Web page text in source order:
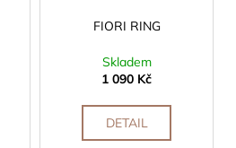
FIORI RING
Skladem
1 090 Kč
DETAIL